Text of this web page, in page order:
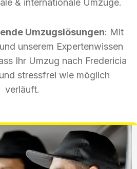
& internationale Umzüge.
Umzugslösungen: Mit
unserem Expertenwissen
Ihr Umzug nach Fredericia
stressfrei wie möglich
verläuft.